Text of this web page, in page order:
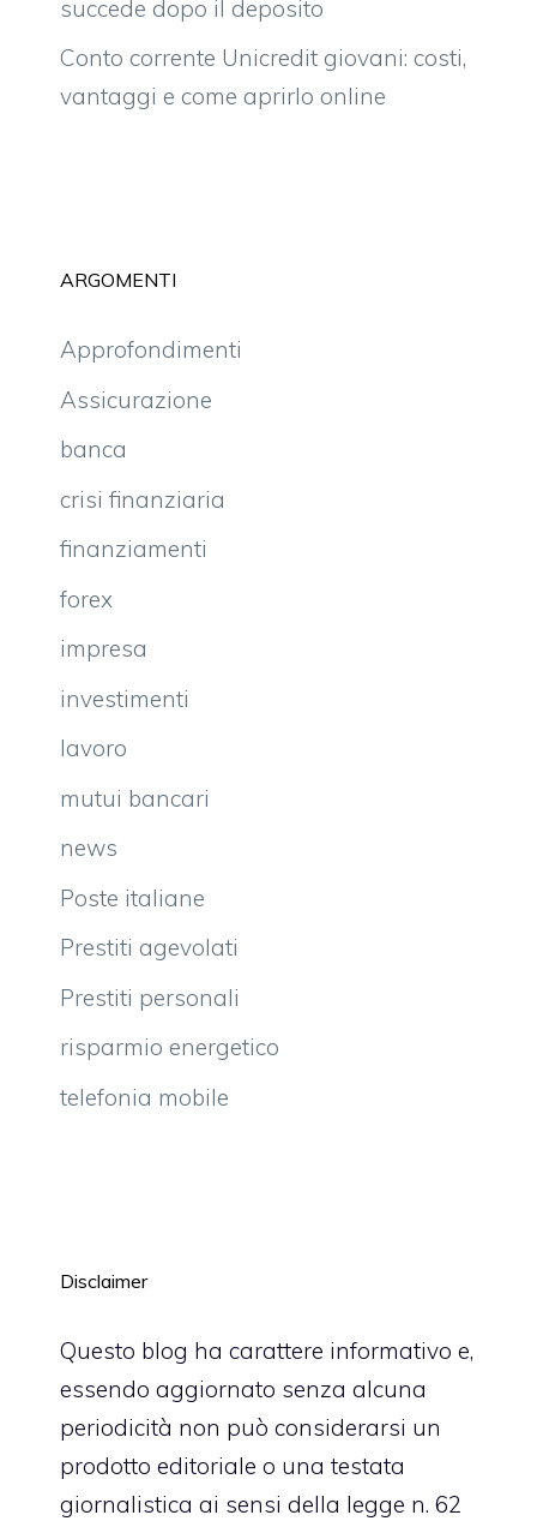
succede dopo il deposito
Conto corrente Unicredit giovani: costi,
vantaggi e come aprirlo online
ARGOMENTI
Approfondimenti
Assicurazione
banca
crisi finanziaria
finanziamenti
forex
impresa
investimenti
lavoro
mutui bancari
news
Poste italiane
Prestiti agevolati
Prestiti personali
risparmio energetico
telefonia mobile
Disclaimer
Questo blog ha carattere informativo e,
essendo aggiornato senza alcuna
periodicità non può considerarsi un
prodotto editoriale o una testata
giornalistica ai sensi della legge n. 62